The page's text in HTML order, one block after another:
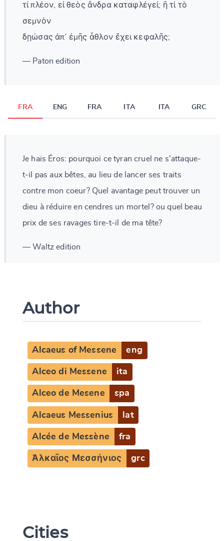
τί πλέον, εἰ θεὸς ἄνδρα καταφλέγεί; ἢ τί τὸ
σεμνὸν
δῃώσας ἀπ᾽ ἐμῆς ἆθλον ἔχει κεφαλῆς;
— Paton edition
FRA ENG FRA ITA ITA GRC
Je hais Éros: pourquoi ce tyran cruel ne s'attaque-
t-il pas aux bêtes, au lieu de lancer ses traits
contre mon coeur? Quel avantage peut trouver un
dieu à réduire en cendres un mortel? ou quel beau
prix de ses ravages tire-t-il de ma tête?
— Waltz edition
Author
Alcaeus of Messene eng
Alceo di Messene ita
Alceo de Mesene spa
Alcaeus Messenius lat
Alcée de Messène fra
Ἀλκαῖος Μεσσήνιος grc
Cities